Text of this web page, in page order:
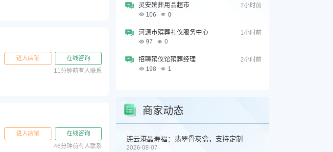
进入店铺
在线咨询
11分钟前有人联系
进入店铺
在线咨询
46分钟前有人联系
2小时前
灵安殡葬用品超市
106
0
1小时前
河源市殡葬礼仪服务中心
97
0
2小时前
招聘殡仪馆殡葬经理
198
1
商家动态
连云港晶寿福：翡翠骨灰盒，支持定制
2026-08-07